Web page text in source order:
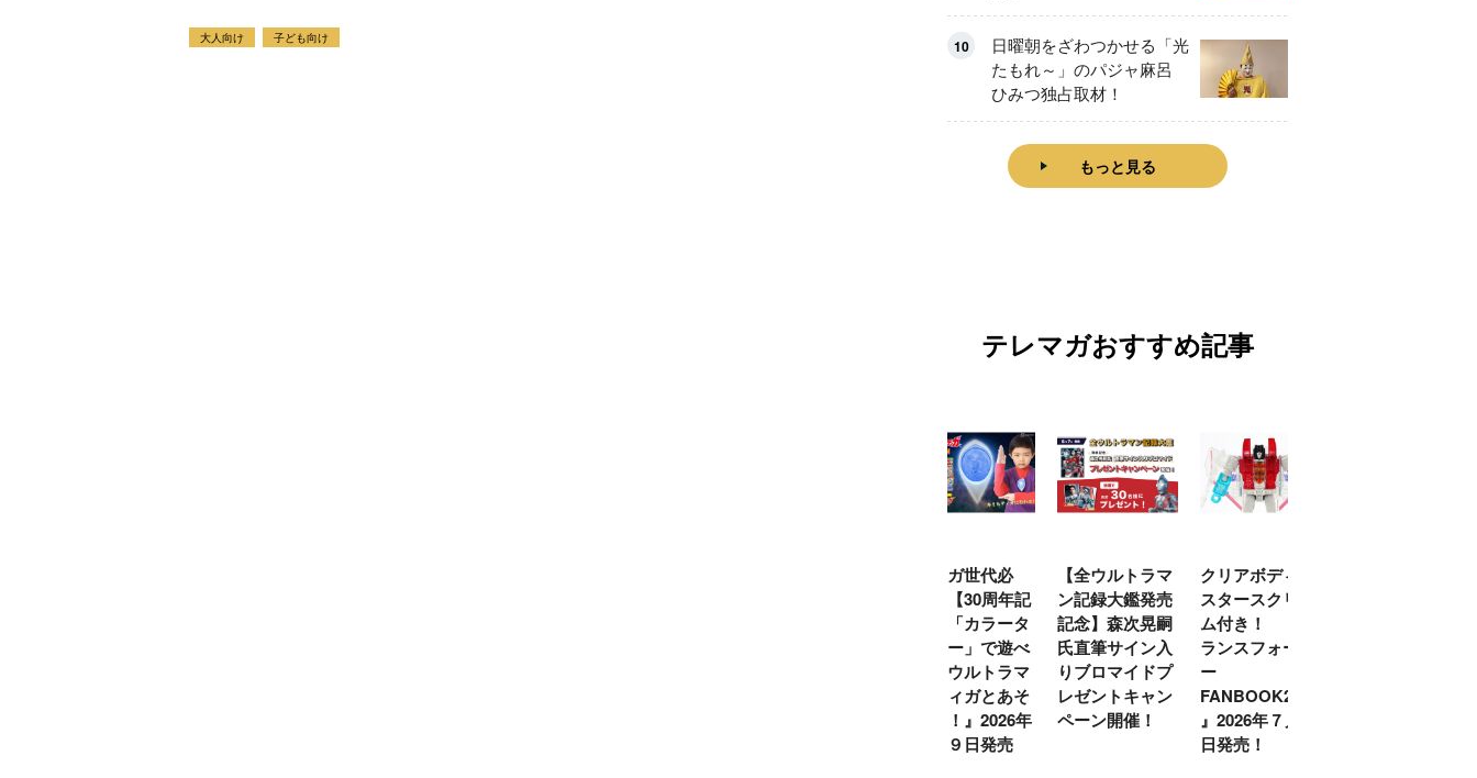
大人向け 子ども向け 10
日曜朝をざわつかせる「光
たもれ～」のパジャ麻呂
ひみつ独占取材！
もっと見る
テレマガおすすめ記事
ティガ世代必
見！【30周年記
念】「カラータ
イマー」で遊べ
る『ウルトラマ
ンティガとあそ
ぼう！』2026年
７月９日発売
【全ウルトラマ
ン記録大鑑発売
記念】森次晃嗣
氏直筆サイン入
りブロマイドプ
レゼントキャン
ペーン開催！
クリアボディの
スタースクリー
ム付き！ 『ト
ランスフォーマ
ー
FANBOOK2026
』2026年７月31
日発売！